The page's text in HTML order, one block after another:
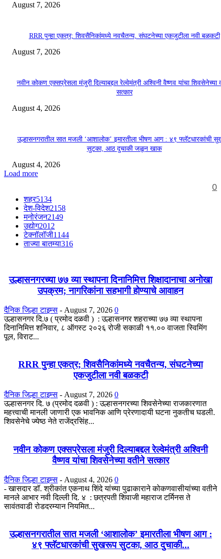
August 7, 2026
RRR पुन्हा एकत्र; शिवसैनिकांमध्ये नवचैतन्य, संघटनेच्या एकजुटीला नवी बळकटी
August 7, 2026
नवीन कोकण एक्सप्रेसला मंजुरी दिल्याबद्दल रेल्वेमंत्री अश्विनी वैष्णव यांचा शिवसेनेच्या
सत्कार
August 4, 2026
उल्हासनगरातील सात मजली ‘आशालोक’ इमारतीला भीषण आग : ४९ फ्लॅटधारकांची
सुटका, आठ दुचाकी जळून खाक
August 4, 2026
Load more
0
शहर5134
देश-विदेश2158
मनोरंजन2149
उद्योग2012
टेक्नॉलॉजी1144
ताज्या बातम्या316
उल्हासनगरच्या ७७ व्या स्थापना दिनानिमित्त शिक्षादानाचा अनोखा
उपक्रम; नागरिकांना सहभागी होण्याचे आवाहन
दैनिक जिल्हा टाइम्स - August 7, 2026 0
उल्हासनगर दि.७ ( प्रमोद दळवी ) : उल्हासनगर शहराच्या ७७ व्या स्थापना
दिनानिमित्त शनिवार, ८ ऑगस्ट २०२६ रोजी सकाळी ११.०० वाजता स्विमिंग
पूल, विराट...
RRR पुन्हा एकत्र; शिवसैनिकांमध्ये नवचैतन्य, संघटनेच्या
एकजुटीला नवी बळकटी
दैनिक जिल्हा टाइम्स - August 7, 2026 0
उल्हासनगर दि. ७ (प्रमोद दळवी ) : उल्हासनगरच्या शिवसेनेच्या राजकारणात
महत्त्वाची मानली जाणारी एक भावनिक आणि प्रेरणादायी घटना नुकतीच घडली.
शिवसेनेचे ज्येष्ठ नेते राजेंद्रसिंह...
नवीन कोकण एक्सप्रेसला मंजुरी दिल्याबद्दल रेल्वेमंत्री अश्विनी
वैष्णव यांचा शिवसेनेच्या वतीने सत्कार
दैनिक जिल्हा टाइम्स - August 4, 2026 0
- खासदार डॉ. श्रीकांत एकनाथ शिंदे यांच्या पुढाकाराने कोकणवासीयांच्या वतीने
मानले आभार नवी दिल्ली दि. ४ : छत्रपती शिवाजी महाराज टर्मिनस ते
सावंतवाडी रोडदरम्यान नियमित...
उल्हासनगरातील सात मजली ‘आशालोक’ इमारतीला भीषण आग :
४९ फ्लॅटधारकांची सुखरूप सुटका, आठ दुचाकी...